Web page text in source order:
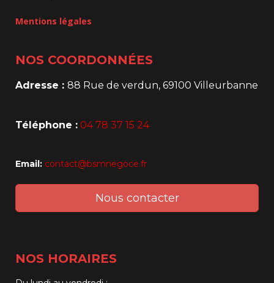
Mentions légales
NOS COORDONNÉES
Adresse : 88 Rue de verdun, 69100 Villeurbanne
Téléphone : 04 78 37 15 24
Email: contact@bsmnegoce.fr
Nous contacter
NOS HORAIRES